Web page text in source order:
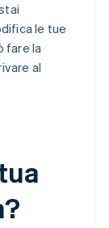
le tue
fare la
al